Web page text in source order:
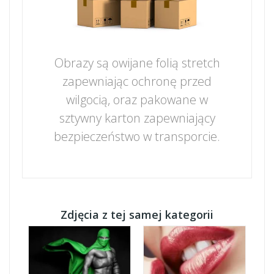
Obrazy są owijane folią stretch
zapewniając ochronę przed
wilgocią, oraz pakowane w
sztywny karton zapewniający
bezpieczeństwo w transporcie.
Zdjęcia z tej samej kategorii